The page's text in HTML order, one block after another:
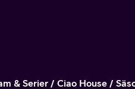
& Serier Ciao House